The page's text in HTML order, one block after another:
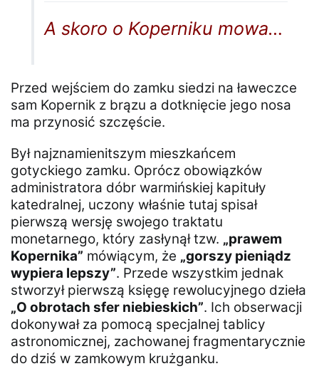
A skoro o Koperniku mowa…
Przed wejściem do zamku siedzi na ławeczce
sam Kopernik z brązu a dotknięcie jego nosa
ma przynosić szczęście.
Był najznamienitszym mieszkańcem
gotyckiego zamku. Oprócz obowiązków
administratora dóbr warmińskiej kapituły
katedralnej, uczony właśnie tutaj spisał
pierwszą wersję swojego traktatu
monetarnego, który zasłynął tzw. „prawem
Kopernika” mówiącym, że „gorszy pieniądz
wypiera lepszy”. Przede wszystkim jednak
stworzył pierwszą księgę rewolucyjnego dzieła
„O obrotach sfer niebieskich”. Ich obserwacji
dokonywał za pomocą specjalnej tablicy
astronomicznej, zachowanej fragmentarycznie
do dziś w zamkowym krużganku.